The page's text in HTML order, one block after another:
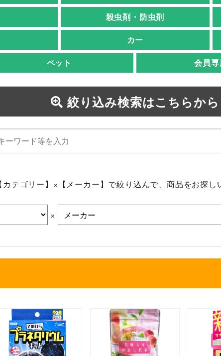
殺虫剤・防虫剤
カー
ペット
会員専
絞り込み検索はこちらから
【カテゴリー】×【メーカー】で絞り込んで、商品をお探し
×